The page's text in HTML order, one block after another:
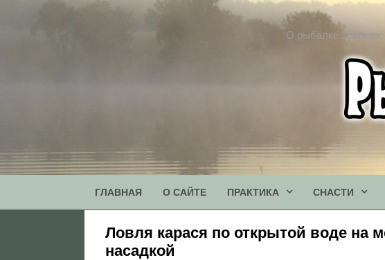
О рыбалке
ГЛАВНАЯ О САЙТЕ ПРАКТИКА СНАСТИ
Ловля карася по открытой воде на
насадкой